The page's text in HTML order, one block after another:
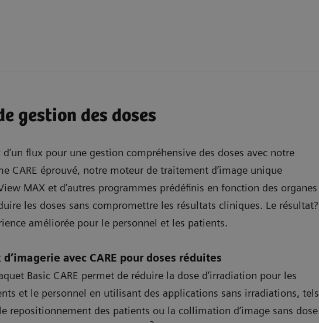
gestion des doses
d’un flux pour une gestion compréhensive des doses avec notre
CARE éprouvé, notre moteur de traitement d’image unique
MAX et d’autres programmes prédéfinis en fonction des organes
les doses sans compromettre les résultats cliniques. Le résultat?
améliorée pour le personnel et les patients.
d’imagerie avec CARE pour doses réduites
Basic CARE permet de réduire la dose d’irradiation pour les
et le personnel en utilisant des applications sans irradiations, tels
repositionnement des patients ou la collimation d’image sans dose